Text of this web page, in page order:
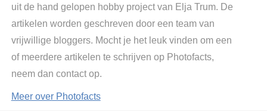
uit de hand gelopen hobby project van Elja Trum. De
artikelen worden geschreven door een team van
vrijwillige bloggers. Mocht je het leuk vinden om een
of meerdere artikelen te schrijven op Photofacts,
neem dan contact op.
Meer over Photofacts